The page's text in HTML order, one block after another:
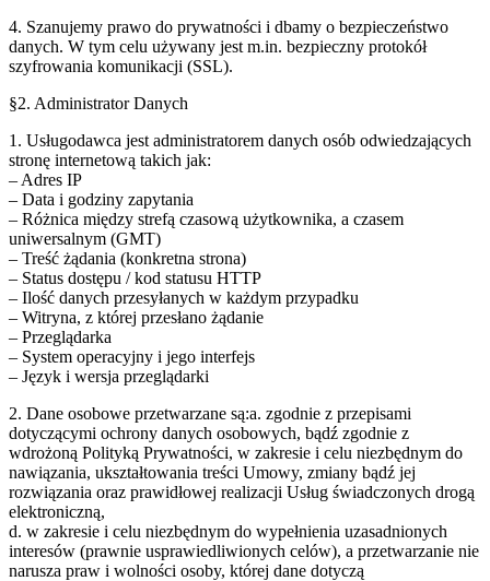
4. Szanujemy prawo do prywatności i dbamy o bezpieczeństwo
danych. W tym celu używany jest m.in. bezpieczny protokół
szyfrowania komunikacji (SSL).
§2. Administrator Danych
1. Usługodawca jest administratorem danych osób odwiedzających
stronę internetową takich jak:
– Adres IP
– Data i godziny zapytania
– Różnica między strefą czasową użytkownika, a czasem
uniwersalnym (GMT)
– Treść żądania (konkretna strona)
– Status dostępu / kod statusu HTTP
– Ilość danych przesyłanych w każdym przypadku
– Witryna, z której przesłano żądanie
– Przeglądarka
– System operacyjny i jego interfejs
– Język i wersja przeglądarki
2. Dane osobowe przetwarzane są:a. zgodnie z przepisami
dotyczącymi ochrony danych osobowych, bądź zgodnie z
wdrożoną Polityką Prywatności, w zakresie i celu niezbędnym do
nawiązania, ukształtowania treści Umowy, zmiany bądź jej
rozwiązania oraz prawidłowej realizacji Usług świadczonych drogą
elektroniczną,
d. w zakresie i celu niezbędnym do wypełnienia uzasadnionych
interesów (prawnie usprawiedliwionych celów), a przetwarzanie nie
narusza praw i wolności osoby, której dane dotyczą